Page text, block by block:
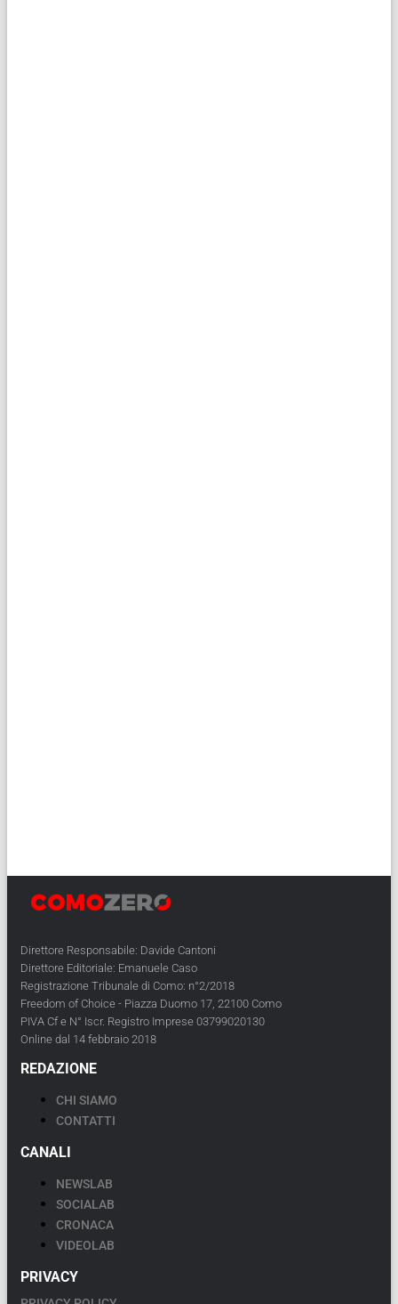
Direttore Responsabile: Davide Cantoni
Direttore Editoriale: Emanuele Caso
Registrazione Tribunale di Como: n°2/2018
Freedom of Choice - Piazza Duomo 17, 22100 Como
PIVA Cf e N° Iscr. Registro Imprese 03799020130
Online dal 14 febbraio 2018
REDAZIONE
CHI SIAMO
CONTATTI
CANALI
NEWSLAB
SOCIALAB
CRONACA
VIDEOLAB
PRIVACY